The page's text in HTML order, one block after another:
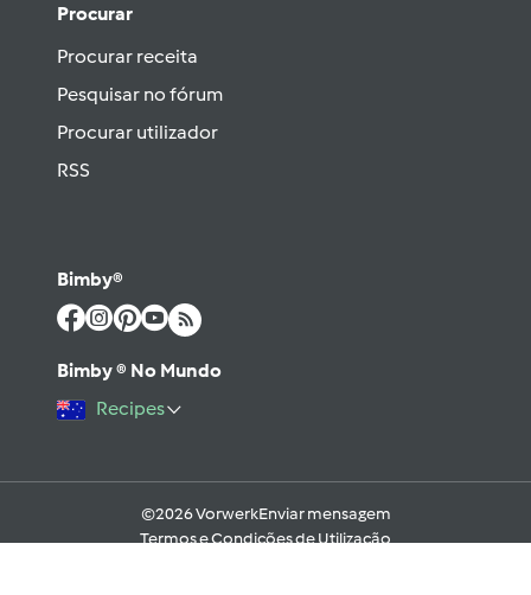
Procurar
Procurar receita
Pesquisar no fórum
Procurar utilizador
RSS
Bimby®
Bimby ® No Mundo
Recipes
©2026 VorwerkEnviar mensagem
Termos e Condições de Utilização